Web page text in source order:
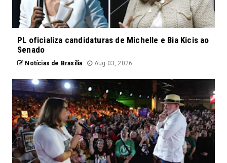
PL oficializa candidaturas de Michelle e Bia Kicis ao
Senado
Notícias de Brasília Aug 03, 2026